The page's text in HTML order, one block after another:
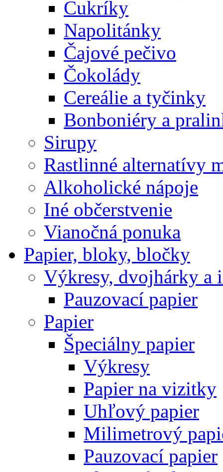
Cukríky
Napolitánky
Čajové pečivo
Čokolády
Cereálie a tyčinky
Bonboniéry a
Sirupy
Rastlinné alternatívy
Alkoholické nápoje
Iné občerstvenie
Vianočná ponuka
Papier, bloky, bločky
Výkresy, dvojhárky a
Pauzovací papier
Papier
Špeciálny papier
Výkresy
Papier na vizitky
Uhľový papier
Milimetrový
Pauzovací papier